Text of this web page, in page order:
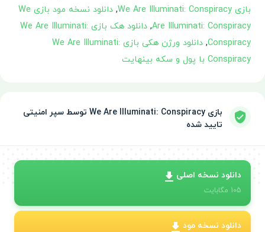
بازی We Are Illuminati: Conspiracy
,
دانلود نسخه مود بازی We
Are Illuminati: Conspiracy
,
دانلود هک بازی We Are Illuminati:
Conspiracy
,
دانلود ورژن هکی بازی We Are Illuminati:
Conspiracy با پول و سکه بینهایت
بازی We Are Illuminati: Conspiracy توسط سپر امنیتی
تایید شده
دانلود نسخه اصلی
105 مگابایت
دانلود نسخه مود